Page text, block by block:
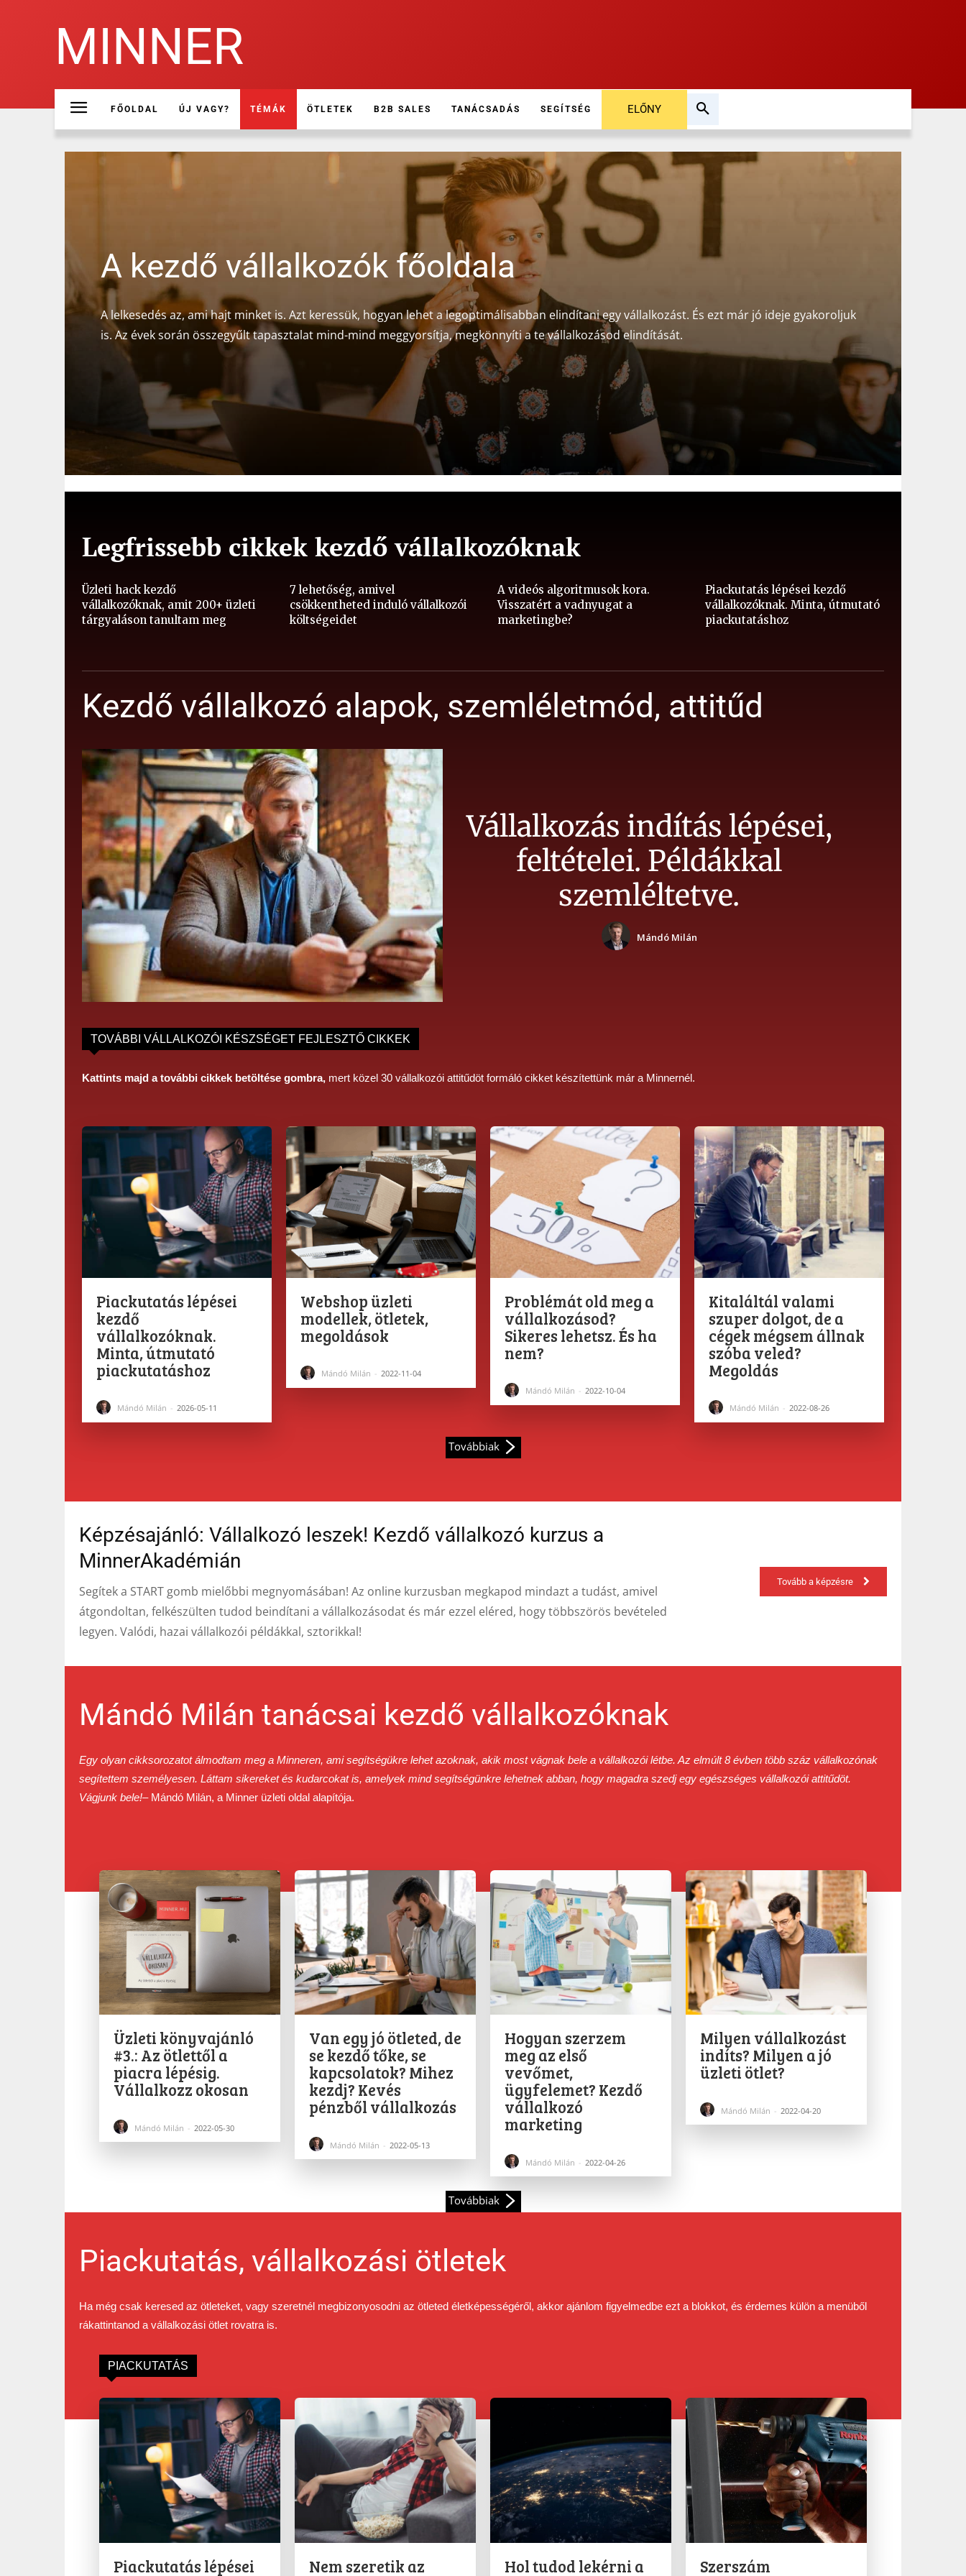
MINNER
FŐOLDAL ÚJ VAGY? TÉMÁK ÖTLETEK B2B SALES TANÁCSADÁS SEGÍTSÉG ELŐNY
A kezdő vállalkozók főoldala
A lelkesedés az, ami hajt minket is. Azt keressük, hogyan lehet a legoptimálisabban elindítani egy vállalkozást. És ezt már jó ideje gyakoroljuk
is. Az évek során összegyűlt tapasztalat mind-mind meggyorsítja, megkönnyíti a te vállalkozásod elindítását.
Legfrissebb cikkek kezdő vállalkozóknak
Üzleti hack kezdő
vállalkozóknak, amit 200+ üzleti
tárgyaláson tanultam meg
7 lehetőség, amivel
csökkentheted induló vállalkozói
költségeidet
A videós algoritmusok kora.
Visszatért a vadnyugat a
marketingbe?
Piackutatás lépései kezdő
vállalkozóknak. Minta, útmutató
piackutatáshoz
Kezdő vállalkozó alapok, szemléletmód, attitűd
Vállalkozás indítás lépései,
feltételei. Példákkal
szemléltetve.
Mándó Milán
TOVÁBBI VÁLLALKOZÓI KÉSZSÉGET FEJLESZTŐ CIKKEK
Kattints majd a további cikkek betöltése gombra, mert közel 30 vállalkozói attitűdöt formáló cikket készítettünk már a Minnernél.
Piackutatás lépései
kezdő
vállalkozóknak.
Minta, útmutató
piackutatáshoz
Mándó Milán - 2026-05-11
Webshop üzleti
modellek, ötletek,
megoldások
Mándó Milán - 2022-11-04
Problémát old meg a
vállalkozásod?
Sikeres lehetsz. És ha
nem?
Mándó Milán - 2022-10-04
Kitaláltál valami
szuper dolgot, de a
cégek mégsem állnak
szóba veled?
Megoldás
Mándó Milán - 2022-08-26
Továbbiak
Képzésajánló: Vállalkozó leszek! Kezdő vállalkozó kurzus a
MinnerAkadémián
Segítek a START gomb mielőbbi megnyomásában! Az online kurzusban megkapod mindazt a tudást, amivel
átgondoltan, felkészülten tudod beindítani a vállalkozásodat és már ezzel eléred, hogy többszörös bevételed
legyen. Valódi, hazai vállalkozói példákkal, sztorikkal!
Tovább a képzésre
Mándó Milán tanácsai kezdő vállalkozóknak
Egy olyan cikksorozatot álmodtam meg a Minneren, ami segítségükre lehet azoknak, akik most vágnak bele a vállalkozói létbe. Az elmúlt 8 évben több száz vállalkozónak
segítettem személyesen. Láttam sikereket és kudarcokat is, amelyek mind segítségünkre lehetnek abban, hogy magadra szedj egy egészséges vállalkozói attitűdöt.
Vágjunk bele!– Mándó Milán, a Minner üzleti oldal alapítója.
Üzleti könyvajánló
#3.: Az ötlettől a
piacra lépésig.
Vállalkozz okosan
Mándó Milán - 2022-05-30
Van egy jó ötleted, de
se kezdő tőke, se
kapcsolatok? Mihez
kezdj? Kevés
pénzből vállalkozás
Mándó Milán - 2022-05-13
Hogyan szerzem
meg az első
vevőmet,
ügyfelemet? Kezdő
vállalkozó
marketing
Mándó Milán - 2022-04-26
Milyen vállalkozást
indíts? Milyen a jó
üzleti ötlet?
Mándó Milán - 2022-04-20
Továbbiak
Piackutatás, vállalkozási ötletek
Ha még csak keresed az ötleteket, vagy szeretnél megbizonyosodni az ötleted életképességéről, akkor ajánlom figyelmedbe ezt a blokkot, és érdemes külön a menüből
rákattintanod a vállalkozási ötlet rovatra is.
PIACKUTATÁS
Piackutatás lépései
Nem szeretik az
Hol tudod lekérni a
Szerszám